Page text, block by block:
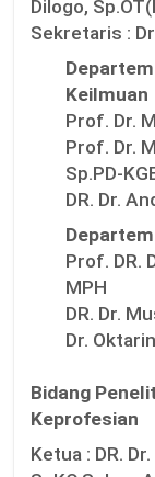
Dilogo,
Sekretaris :
Keilmuan
Prof. Dr.
Prof. Dr.
Sp.PD-
DR. Dr.
Prof. DR.
MPH
DR. Dr.
Dr.
Bidang
Keprofesian
Ketua : DR.